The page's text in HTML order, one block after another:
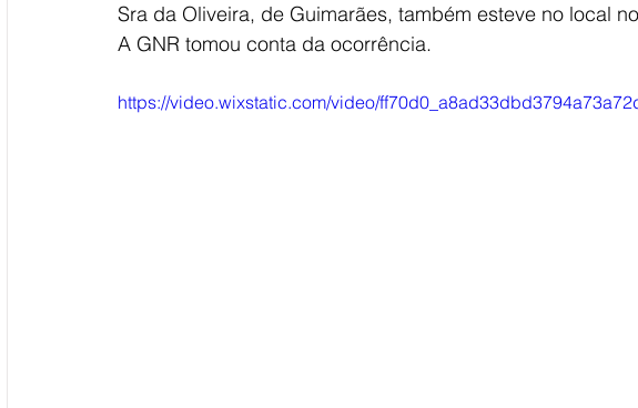
Sra da Oliveira, de Guimarães, também esteve no local
A GNR tomou conta da ocorrência.
https://video.wixstatic.com/video/